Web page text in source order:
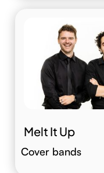
Melt It Up
Cover bands